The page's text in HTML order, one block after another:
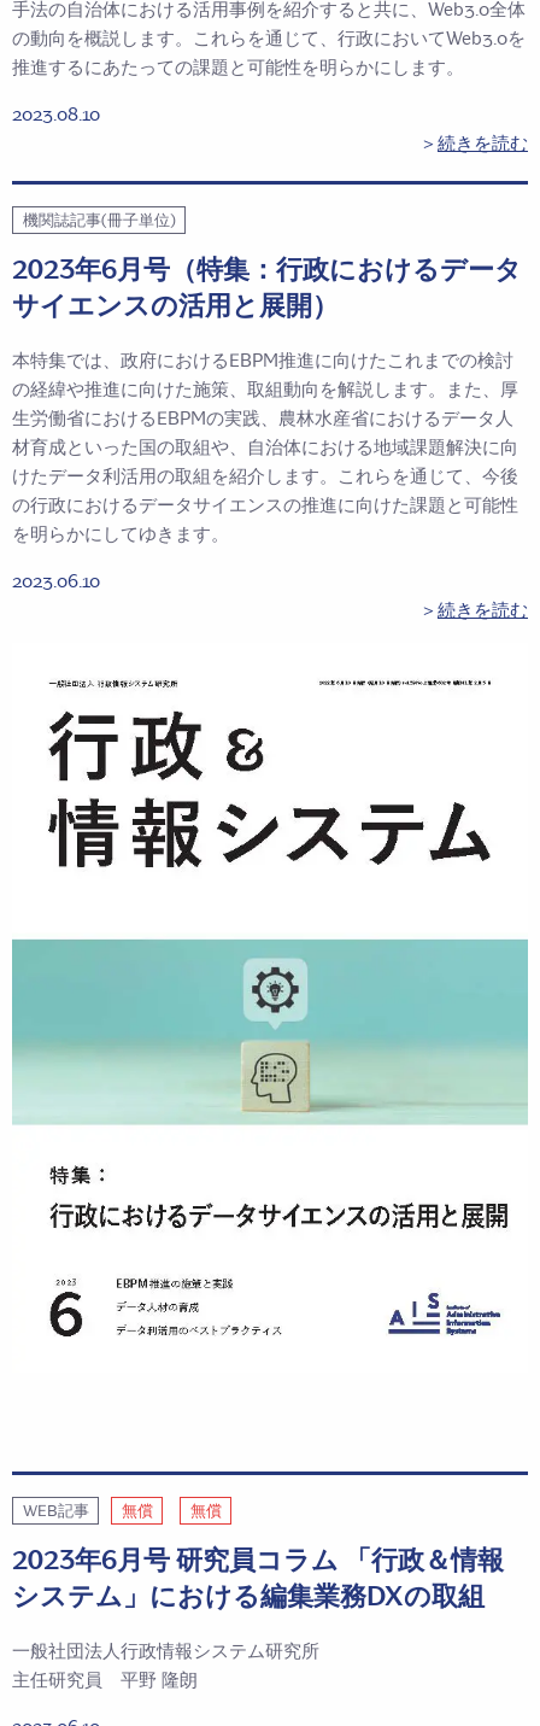
手法の自治体における活用事例を紹介すると共に、Web3.0全体
の動向を概説します。これらを通じて、行政においてWeb3.0を
推進するにあたっての課題と可能性を明らかにします。
2023.08.10
＞ 続きを読む
機関誌記事(冊子単位)
2023年6月号（特集：行政におけるデータ
サイエンスの活用と展開）
本特集では、政府におけるEBPM推進に向けたこれまでの検討
の経緯や推進に向けた施策、取組動向を解説します。また、厚
生労働省におけるEBPMの実践、農林水産省におけるデータ人
材育成といった国の取組や、自治体における地域課題解決に向
けたデータ利活用の取組を紹介します。これらを通じて、今後
の行政におけるデータサイエンスの推進に向けた課題と可能性
を明らかにしてゆきます。
2023.06.10
＞ 続きを読む
WEB記事 無償 無償
2023年6月号 研究員コラム 「行政＆情報
システム」における編集業務DXの取組
一般社団法人行政情報システム研究所
主任研究員 平野 隆朗